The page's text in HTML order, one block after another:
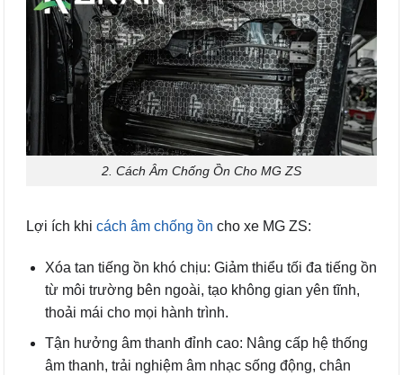
2. Cách Âm Chống Ồn Cho MG ZS
Lợi ích khi cách âm chống ồn cho xe MG ZS:
Xóa tan tiếng ồn khó chịu: Giảm thiểu tối đa tiếng ồn
từ môi trường bên ngoài, tạo không gian yên tĩnh,
thoải mái cho mọi hành trình.
Tận hưởng âm thanh đỉnh cao: Nâng cấp hệ thống
âm thanh, trải nghiệm âm nhạc sống động, chân